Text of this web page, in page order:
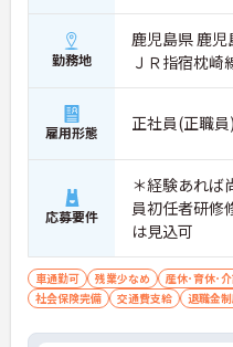
勤務地
鹿児島県 鹿
ＪＲ指宿枕
雇用形態 正社員(正職員)
応募要件
＊経験あれば
員初任者研修
は見込可
車通勤可 残業少なめ 産休･育休･
社会保険完備
交通費支給 退職金